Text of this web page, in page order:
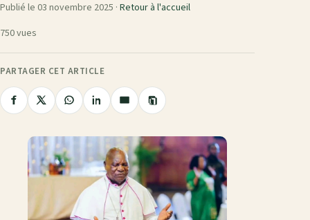
Publié le 03 novembre 2025 · Retour à l'accueil
750 vues
PARTAGER CET ARTICLE
Partager
Facebook
Partager
X
Partager
WhatsApp
Partager
LinkedIn
Partager
e-
mail
Copier
le